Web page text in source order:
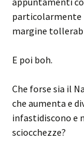
particolarmente
margine
E poi boh.
Che forse sia il
che aumenta e
infastidiscono e
sciocchezze?